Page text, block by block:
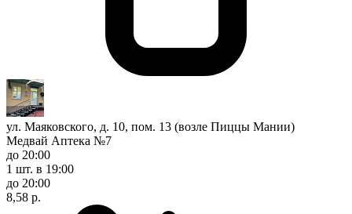
ул. Маяковского, д. 10, пом. 13 (возле Пиццы Мании)
Медвай Аптека №7
до 20:00
1 шт. в 19:00
до 20:00
8,58 р.